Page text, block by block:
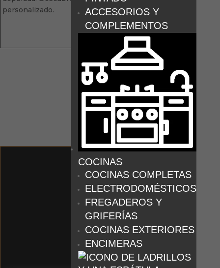
ACCESORIOS Y
COMPLEMENTOS
COCINAS
COCINAS COMPLETAS
ELECTRODOMÉSTICOS
FREGADEROS Y
GRIFERÍAS
COCINAS EXTERIORES
ENCIMERAS
personalizado.